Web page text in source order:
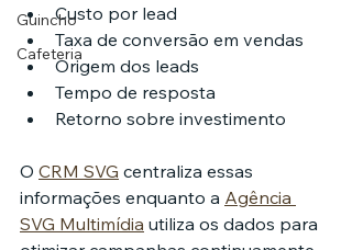
Guincho
Cafeteria
Custo por lead
Taxa de conversão em vendas
Origem dos leads
Tempo de resposta
Retorno sobre investimento
O CRM SVG centraliza essas
informações enquanto a Agência
SVG Multimídia utiliza os dados para